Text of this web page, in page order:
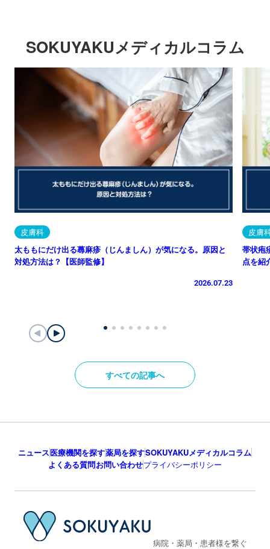
SOKUYAKUメディカルコラム
皮膚科
太ももにだけ出る蕁麻疹（じんましん）が気になる。原因と
対処方法は？【医師監修】
2026.07.23
皮膚
帯状疱
点を紹
すべての記事へ
ニュース医療機関を探す薬局を探すSOKUYAKUメディカルコラム
よくある質問お問い合わせプライバシーポリシー
病院・薬局・患者様を繋ぐ